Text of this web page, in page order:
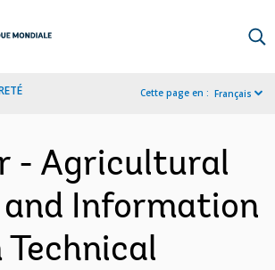
Cette page en : Français
- Agricultural
and Information